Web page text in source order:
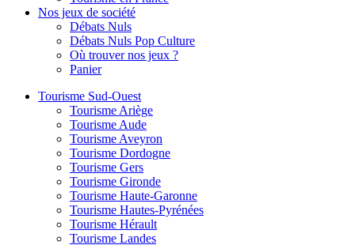
Nos jeux de société
Débats Nuls
Débats Nuls Pop Culture
Où trouver nos jeux ?
Panier
Tourisme Sud-Ouest
Tourisme Ariège
Tourisme Aude
Tourisme Aveyron
Tourisme Dordogne
Tourisme Gers
Tourisme Gironde
Tourisme Haute-Garonne
Tourisme Hautes-Pyrénées
Tourisme Hérault
Tourisme Landes